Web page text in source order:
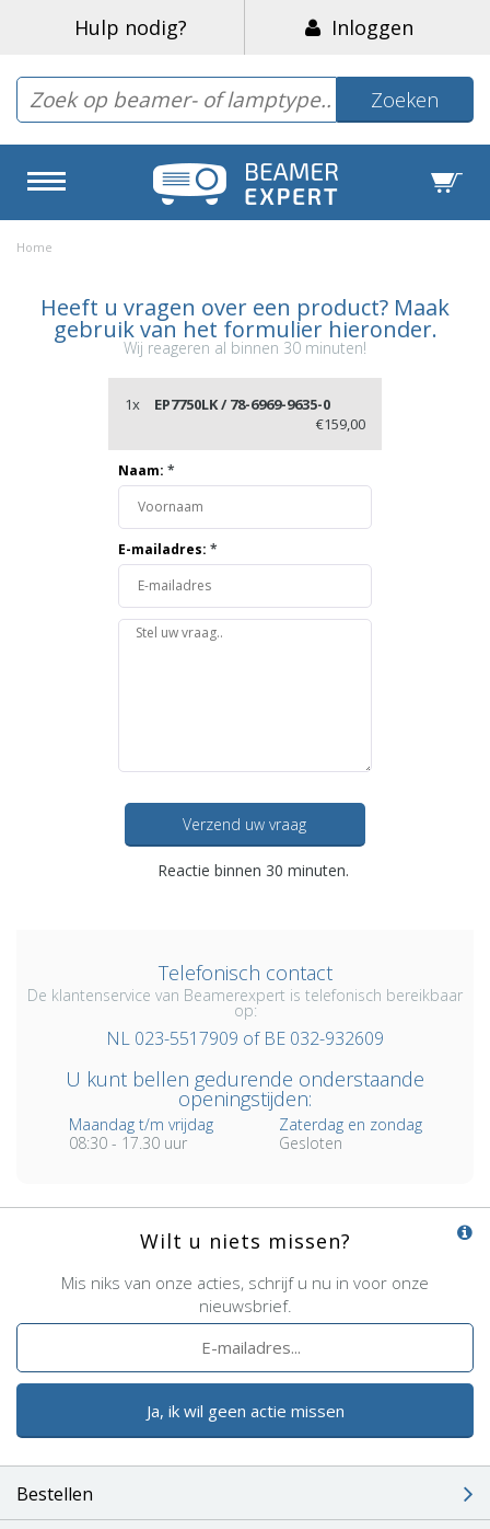
Hulp nodig? Inloggen
Zoeken
Home
Heeft u vragen over een product? Maak
gebruik van het formulier hieronder.
Wij reageren al binnen 30 minuten!
1x
EP7750LK / 78-6969-9635-0
€159,00
Naam: *
E-mailadres: *
Verzend uw vraag
Reactie binnen 30 minuten.
Telefonisch contact
De klantenservice van Beamerexpert is telefonisch bereikbaar
op:
NL 023-5517909 of BE 032-932609
U kunt bellen gedurende onderstaande
openingstijden:
Maandag t/m vrijdag
08:30 - 17.30 uur
Zaterdag en zondag
Gesloten
Wilt u niets missen?
Mis niks van onze acties, schrijf u nu in voor onze
nieuwsbrief.
Ja, ik wil geen actie missen
Bestellen